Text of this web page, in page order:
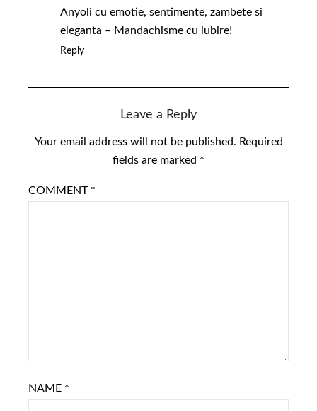
Anyoli cu emotie, sentimente, zambete si
eleganta – Mandachisme cu iubire!
Reply
Leave a Reply
Your email address will not be published. Required
fields are marked *
COMMENT *
NAME *